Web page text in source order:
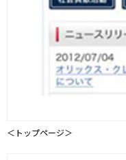
＜トップページ＞